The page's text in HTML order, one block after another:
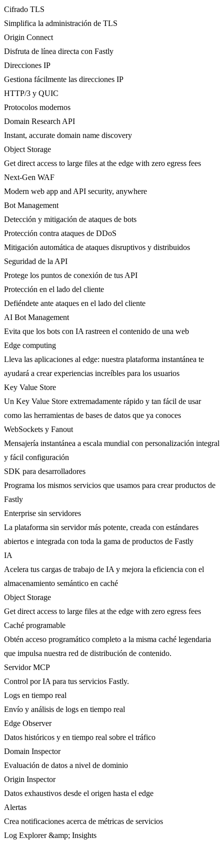
Cifrado TLS
Simplifica la administración de TLS
Origin Connect
Disfruta de línea directa con Fastly
Direcciones IP
Gestiona fácilmente las direcciones IP
HTTP/3 y QUIC
Protocolos modernos
Domain Research API
Instant, accurate domain name discovery
Object Storage
Get direct access to large files at the edge with zero egress fees
Next-Gen WAF
Modern web app and API security, anywhere
Bot Management
Detección y mitigación de ataques de bots
Protección contra ataques de DDoS
Mitigación automática de ataques disruptivos y distribuidos
Seguridad de la API
Protege los puntos de conexión de tus API
Protección en el lado del cliente
Defiéndete ante ataques en el lado del cliente
AI Bot Management
Evita que los bots con IA rastreen el contenido de una web
Edge computing
Lleva las aplicaciones al edge: nuestra plataforma instantánea te
ayudará a crear experiencias increíbles para los usuarios
Key Value Store
Un Key Value Store extremadamente rápido y tan fácil de usar
como las herramientas de bases de datos que ya conoces
WebSockets y Fanout
Mensajería instantánea a escala mundial con personalización integral
y fácil configuración
SDK para desarrolladores
Programa los mismos servicios que usamos para crear productos de
Fastly
Enterprise sin servidores
La plataforma sin servidor más potente, creada con estándares
abiertos e integrada con toda la gama de productos de Fastly
IA
Acelera tus cargas de trabajo de IA y mejora la eficiencia con el
almacenamiento semántico en caché
Object Storage
Get direct access to large files at the edge with zero egress fees
Caché programable
Obtén acceso programático completo a la misma caché legendaria
que impulsa nuestra red de distribución de contenido.
Servidor MCP
Control por IA para tus servicios Fastly.
Logs en tiempo real
Envío y análisis de logs en tiempo real
Edge Observer
Datos históricos y en tiempo real sobre el tráfico
Domain Inspector
Evaluación de datos a nivel de dominio
Origin Inspector
Datos exhaustivos desde el origen hasta el edge
Alertas
Crea notificaciones acerca de métricas de servicios
Log Explorer &amp; Insights